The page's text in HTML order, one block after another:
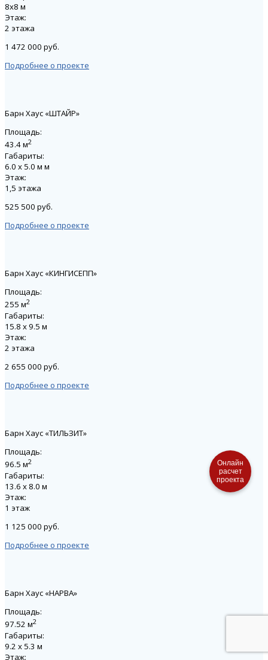
8х8 м
Этаж:
2 этажа
1 472 000 руб.
Подробнее о проекте
Барн Хаус «ШТАЙР»
Площадь:
43.4 м2
Габариты:
6.0 х 5.0 м м
Этаж:
1,5 этажа
525 500 руб.
Подробнее о проекте
Барн Хаус «КИНГИСЕПП»
Площадь:
255 м2
Габариты:
15.8 х 9.5 м
Этаж:
2 этажа
2 655 000 руб.
Подробнее о проекте
Барн Хаус «ТИЛЬЗИТ»
Площадь:
96.5 м2
Габариты:
13.6 х 8.0 м
Этаж:
1 этаж
1 125 000 руб.
Подробнее о проекте
Барн Хаус «НАРВА»
Площадь:
97.52 м2
Габариты:
9.2 х 5.3 м
Этаж:
Онлайн
расчет
проекта